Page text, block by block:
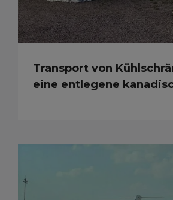
Transport von
eine entlegene